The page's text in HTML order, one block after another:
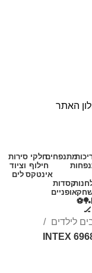
מתנפחיםחלקי
חילוף
אינטקס
סירות
וציוד
לים
🏒
קסדות
אופניים
לילדים